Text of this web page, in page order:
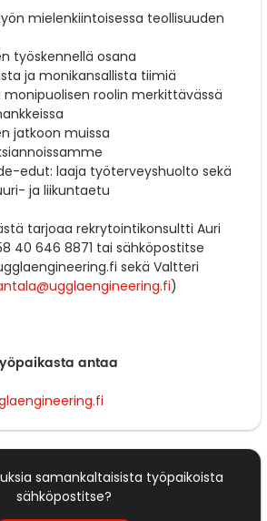
mielenkiintoisessa teollisuuden
työskennellä osana
ja monikansallista tiimiä
monipuolisen roolin merkittävässä
jatkoon muissa
edut: laaja työterveyshuolto sekä
ja liikuntaetu
tarjoaa rekrytointikonsultti Auri
40 646 8871 tai sähköpostitse
sekä Valtteri
)
antaa
samankaltaisista työpaikoista
sähköpostitse?